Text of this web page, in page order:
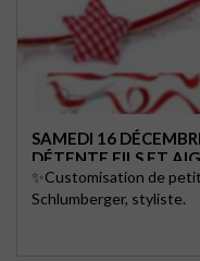
SAMEDI 16
DÉTENTE FILS ET
✨Customisation de
Schlumberger, styliste.